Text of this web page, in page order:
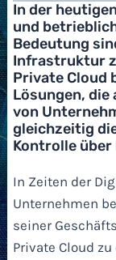
In der
und
Bedeutung
Infrastruktur
Private Cloud
Lösungen,
von
gleichzeitig
Kontrolle über
In Zeiten der
Unternehmen
seiner
Private Cloud